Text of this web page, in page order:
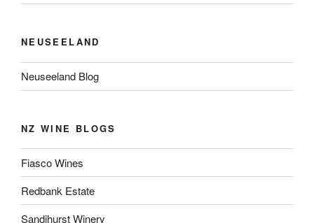
NEUSEELAND
Neuseeland Blog
NZ WINE BLOGS
Fiasco Wines
Redbank Estate
Sandihurst Winery